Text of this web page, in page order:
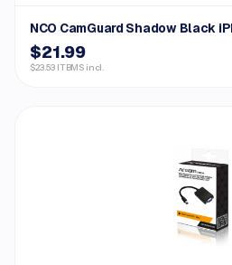
NCO CamGuard Shadow Black
$21.99
$23.53 ITBMS incl.